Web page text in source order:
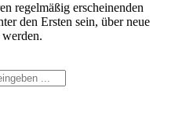
regelmäßig erscheinenden
den Ersten sein, über neue